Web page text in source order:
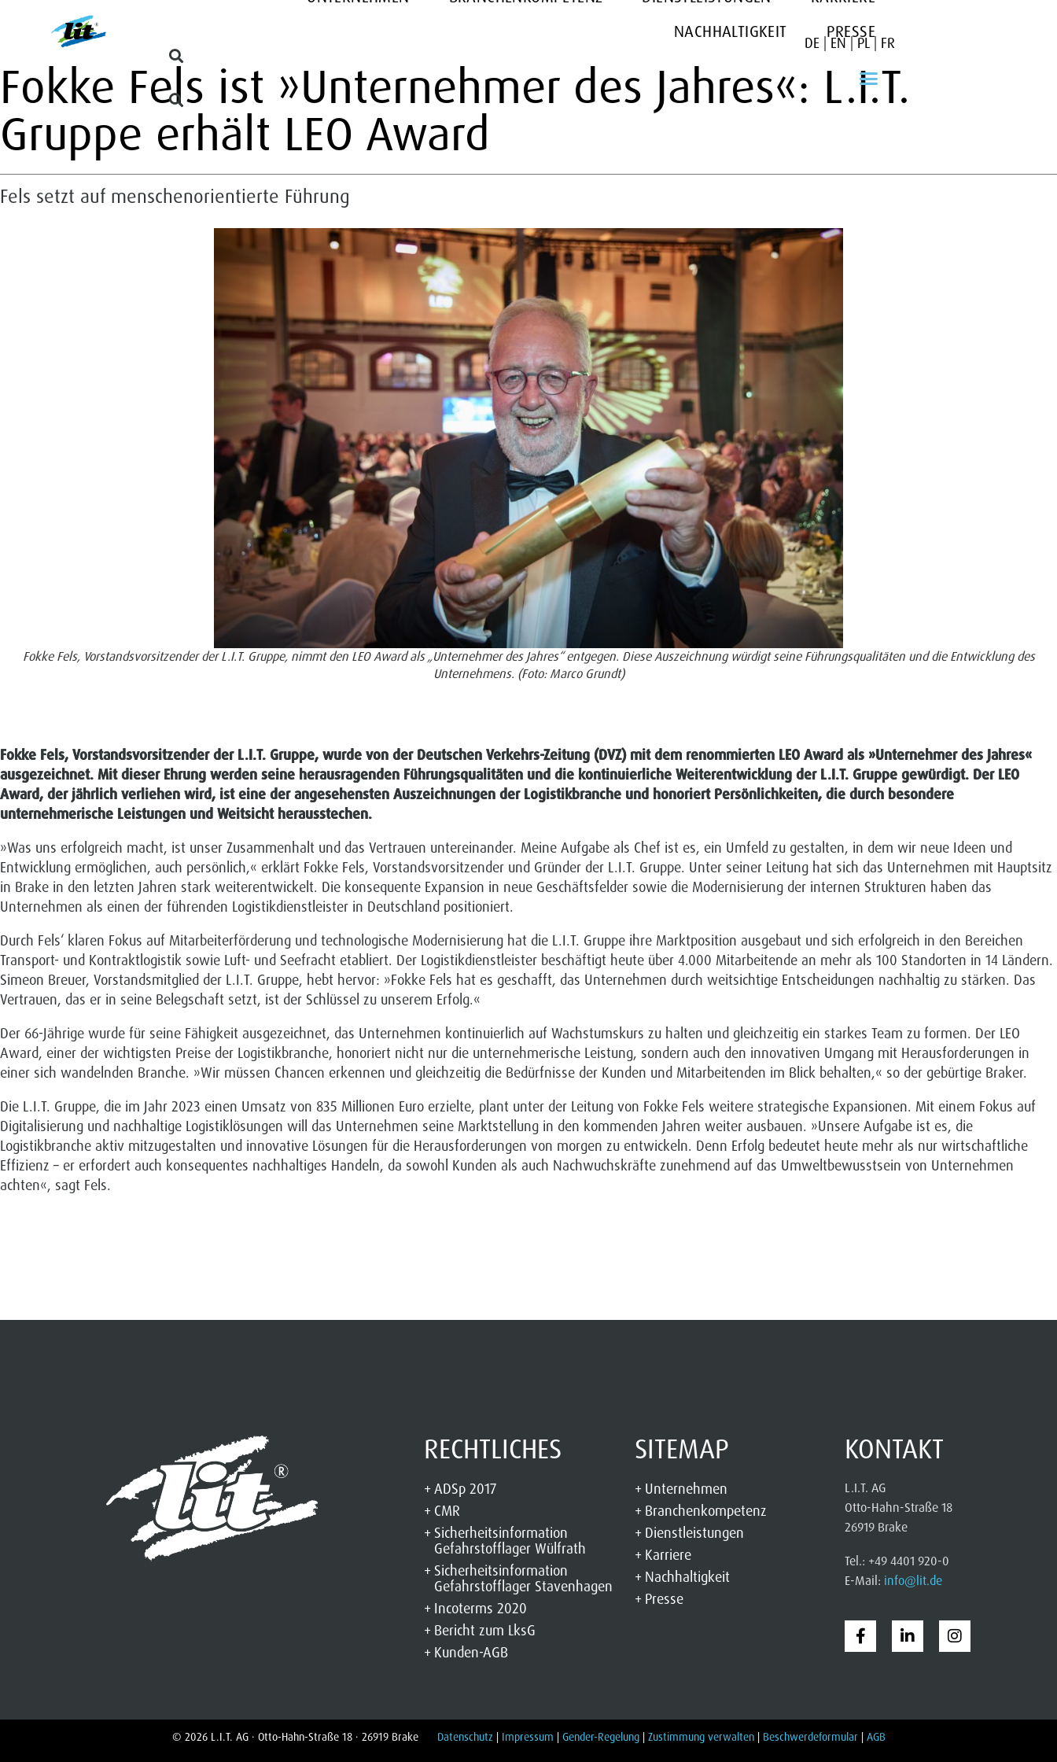
DE |EN|PL| FR
NACHHALTIGKEIT
PRESSE
Fokke Fels ist »Unternehmer des Jahres«: L.I.T.
Gruppe erhält LEO Award
Fels setzt auf menschenorientierte Führung
Fokke Fels, Vorstandsvorsitzender der L.I.T. Gruppe, nimmt den LEO Award als „Unternehmer des Jahres“ entgegen. Diese Auszeichnung würdigt seine Führungsqualitäten und die Entwicklung des
Unternehmens. (Foto: Marco Grundt)
Fokke Fels, Vorstandsvorsitzender der L.I.T. Gruppe, wurde von der Deutschen Verkehrs-Zeitung (DVZ) mit dem renommierten LEO Award als »Unternehmer des Jahres«
ausgezeichnet. Mit dieser Ehrung werden seine herausragenden Führungsqualitäten und die kontinuierliche Weiterentwicklung der L.I.T. Gruppe gewürdigt. Der LEO
Award, der jährlich verliehen wird, ist eine der angesehensten Auszeichnungen der Logistikbranche und honoriert Persönlichkeiten, die durch besondere
unternehmerische Leistungen und Weitsicht herausstechen.
»Was uns erfolgreich macht, ist unser Zusammenhalt und das Vertrauen untereinander. Meine Aufgabe als Chef ist es, ein Umfeld zu gestalten, in dem wir neue Ideen und
Entwicklung ermöglichen, auch persönlich,« erklärt Fokke Fels, Vorstandsvorsitzender und Gründer der L.I.T. Gruppe. Unter seiner Leitung hat sich das Unternehmen mit Hauptsitz
in Brake in den letzten Jahren stark weiterentwickelt. Die konsequente Expansion in neue Geschäftsfelder sowie die Modernisierung der internen Strukturen haben das
Unternehmen als einen der führenden Logistikdienstleister in Deutschland positioniert.
Durch Fels‘ klaren Fokus auf Mitarbeiterförderung und technologische Modernisierung hat die L.I.T. Gruppe ihre Marktposition ausgebaut und sich erfolgreich in den Bereichen
Transport- und Kontraktlogistik sowie Luft- und Seefracht etabliert. Der Logistikdienstleister beschäftigt heute über 4.000 Mitarbeitende an mehr als 100 Standorten in 14 Ländern.
Simeon Breuer, Vorstandsmitglied der L.I.T. Gruppe, hebt hervor: »Fokke Fels hat es geschafft, das Unternehmen durch weitsichtige Entscheidungen nachhaltig zu stärken. Das
Vertrauen, das er in seine Belegschaft setzt, ist der Schlüssel zu unserem Erfolg.«
Der 66-Jährige wurde für seine Fähigkeit ausgezeichnet, das Unternehmen kontinuierlich auf Wachstumskurs zu halten und gleichzeitig ein starkes Team zu formen. Der LEO
Award, einer der wichtigsten Preise der Logistikbranche, honoriert nicht nur die unternehmerische Leistung, sondern auch den innovativen Umgang mit Herausforderungen in
einer sich wandelnden Branche. »Wir müssen Chancen erkennen und gleichzeitig die Bedürfnisse der Kunden und Mitarbeitenden im Blick behalten,« so der gebürtige Braker.
Die L.I.T. Gruppe, die im Jahr 2023 einen Umsatz von 835 Millionen Euro erzielte, plant unter der Leitung von Fokke Fels weitere strategische Expansionen. Mit einem Fokus auf
Digitalisierung und nachhaltige Logistiklösungen will das Unternehmen seine Marktstellung in den kommenden Jahren weiter ausbauen. »Unsere Aufgabe ist es, die
Logistikbranche aktiv mitzugestalten und innovative Lösungen für die Herausforderungen von morgen zu entwickeln. Denn Erfolg bedeutet heute mehr als nur wirtschaftliche
Effizienz – er erfordert auch konsequentes nachhaltiges Handeln, da sowohl Kunden als auch Nachwuchskräfte zunehmend auf das Umweltbewusstsein von Unternehmen
achten«, sagt Fels.
RECHTLICHES
ADSp 2017
CMR
Sicherheitsinformation
Gefahrstofflager Wülfrath
Sicherheitsinformation
Gefahrstofflager Stavenhagen
Incoterms 2020
Bericht zum LksG
Kunden-AGB
SITEMAP
Unternehmen
Branchenkompetenz
Dienstleistungen
Karriere
Nachhaltigkeit
Presse
KONTAKT
L.I.T. AG
Otto-Hahn-Straße 18
26919 Brake
Tel.: +49 4401 920-0
E-Mail: info@lit.de
© 2026 L.I.T. AG · Otto-Hahn-Straße 18 · 26919 Brake Datenschutz | Impressum | Gender-Regelung| Zustimmung verwalten| Beschwerdeformular | AGB